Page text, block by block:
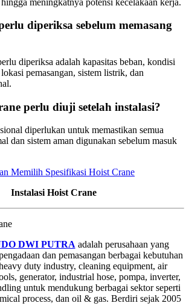
diperiksa sebelum memasang
diperiksa adalah kapasitas beban, kondisi
pemasangan, sistem listrik, dan
perlu diuji setelah instalasi?
diperlukan untuk memastikan semua
dan sistem aman digunakan sebelum masuk
Memilih Spesifikasi Hoist Crane
Instalasi Hoist Crane
DWI PUTRAadalah perusahaan yang
dan pemasangan berbagai kebutuhan
duty industry, cleaning equipment, air
generator, industrial hose, pompa, inverter,
untuk mendukung berbagai sektor seperti
process, dan oil & gas. Berdiri sejak 2005